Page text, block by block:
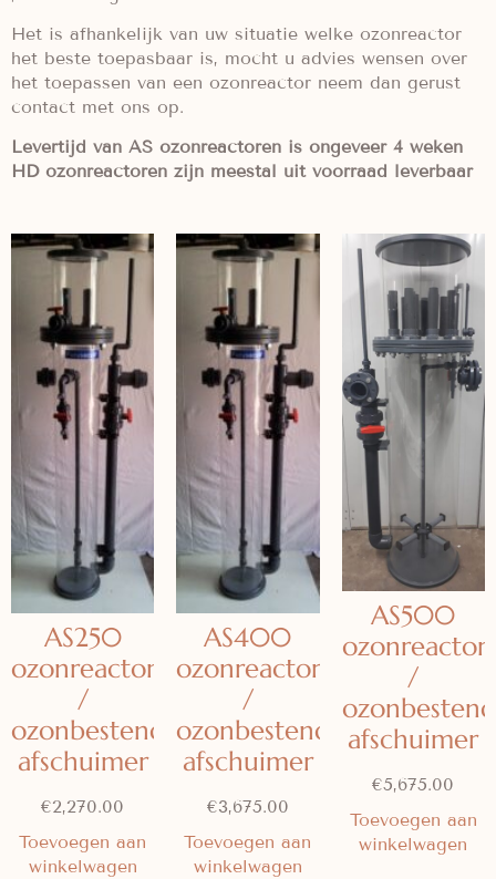
Het is afhankelijk van uw situatie welke ozonreactor
het beste toepasbaar is, mocht u advies wensen over
het toepassen van een ozonreactor neem dan gerust
contact met ons op.
Levertijd van AS ozonreactoren is ongeveer 4 weken
HD ozonreactoren zijn meestal uit voorraad leverbaar
AS250
ozonreactor
/
ozonbestendige
afschuimer
€2,270.00
Toevoegen aan
winkelwagen
AS400
ozonreactor
/
ozonbestendige
afschuimer
€3,675.00
Toevoegen aan
winkelwagen
AS500
ozonreactor
/
afschuimer
€5,675.00
Toevoegen aan
winkelwagen